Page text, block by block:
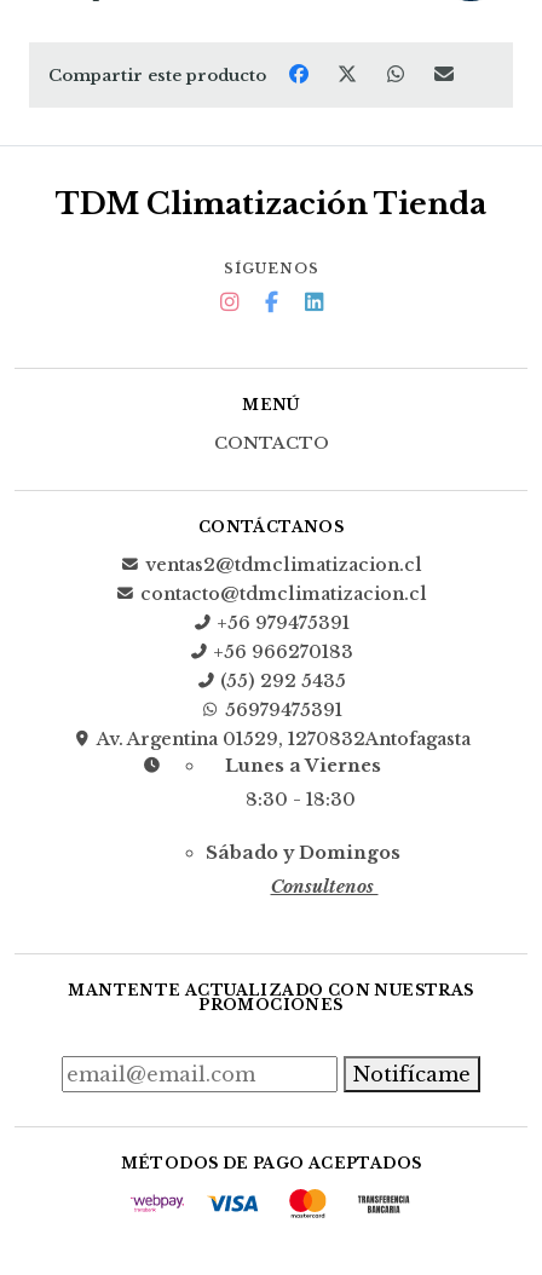
Compartir este producto
TDM Climatización Tienda
SÍGUENOS
MENÚ
CONTACTO
CONTÁCTANOS
ventas2@tdmclimatizacion.cl
contacto@tdmclimatizacion.cl
+56 979475391
+56 966270183
(55) 292 5435
56979475391
Av. Argentina 01529, 1270832Antofagasta
Lunes a Viernes
8:30 - 18:30
Sábado y Domingos
Consultenos
MANTENTE ACTUALIZADO CON NUESTRAS
PROMOCIONES
Notifícame
MÉTODOS DE PAGO ACEPTADOS